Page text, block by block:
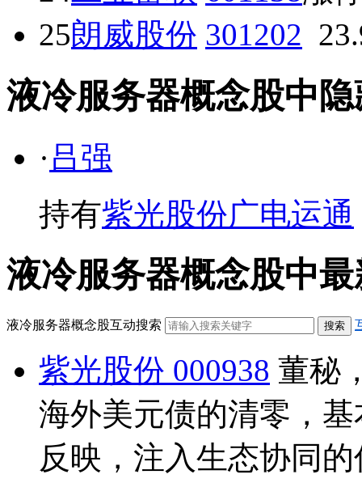
25朗威股份 301202
液冷服务器概念股中隐
· 吕强
持有紫光股份广电运通
液冷服务器概念股中最
液冷服务器概念股互动搜索
紫光股份 000938 董秘
海外美元债的清零，
反映，注入生态协同